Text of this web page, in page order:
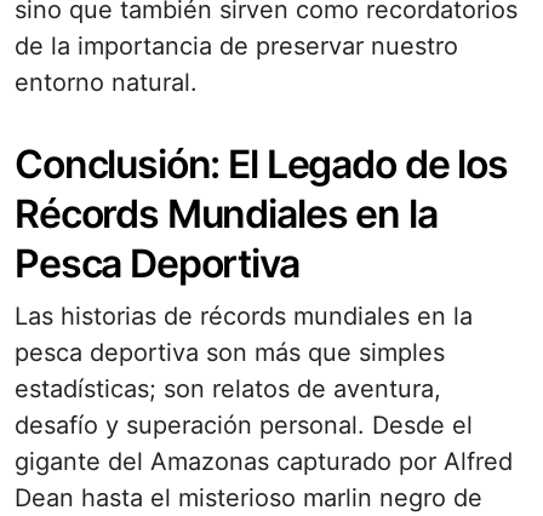
sino que también sirven como recordatorios
de la importancia de preservar nuestro
entorno natural.
Conclusión: El Legado de los
Récords Mundiales en la
Pesca Deportiva
Las historias de récords mundiales en la
pesca deportiva son más que simples
estadísticas; son relatos de aventura,
desafío y superación personal. Desde el
gigante del Amazonas capturado por Alfred
Dean hasta el misterioso marlin negro de